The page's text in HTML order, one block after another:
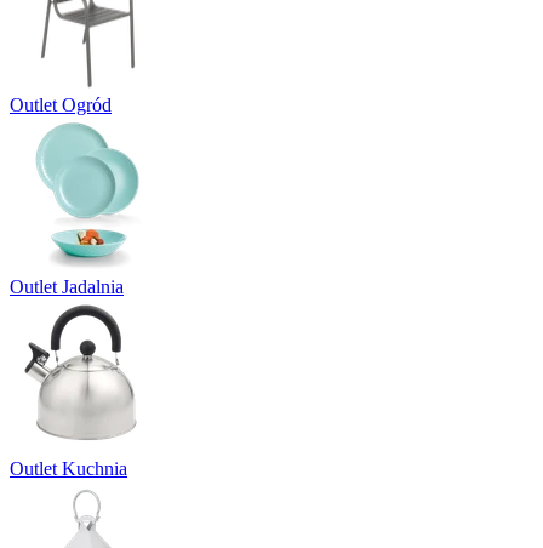
Outlet Ogród
Outlet Jadalnia
Outlet Kuchnia